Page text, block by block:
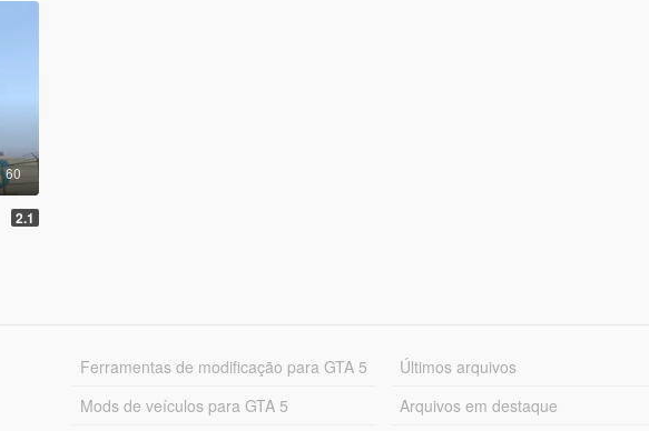
60
2.1
Ferramentas de modificação para GTA 5
Mods de veículos para GTA 5
Últimos arquivos
Arquivos em destaque